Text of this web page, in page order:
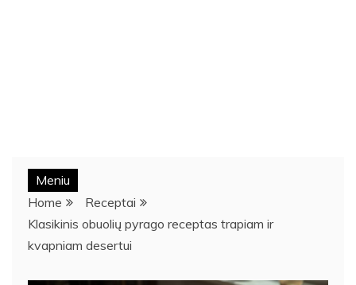
Meniu
Home
Receptai
Klasikinis obuolių pyrago receptas trapiam ir
kvapniam desertui